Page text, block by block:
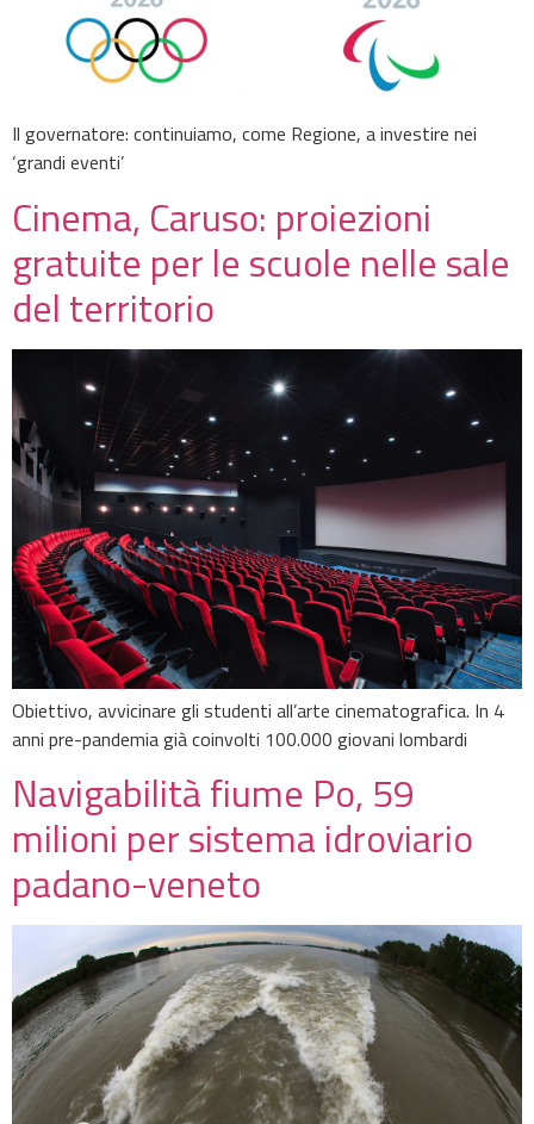
Il governatore: continuiamo, come Regione, a investire nei
‘grandi eventi’
Cinema, Caruso: proiezioni
gratuite per le scuole nelle sale
del territorio
Obiettivo, avvicinare gli studenti all’arte cinematografica. In 4
anni pre-pandemia già coinvolti 100.000 giovani lombardi
Navigabilità fiume Po, 59
milioni per sistema idroviario
padano-veneto